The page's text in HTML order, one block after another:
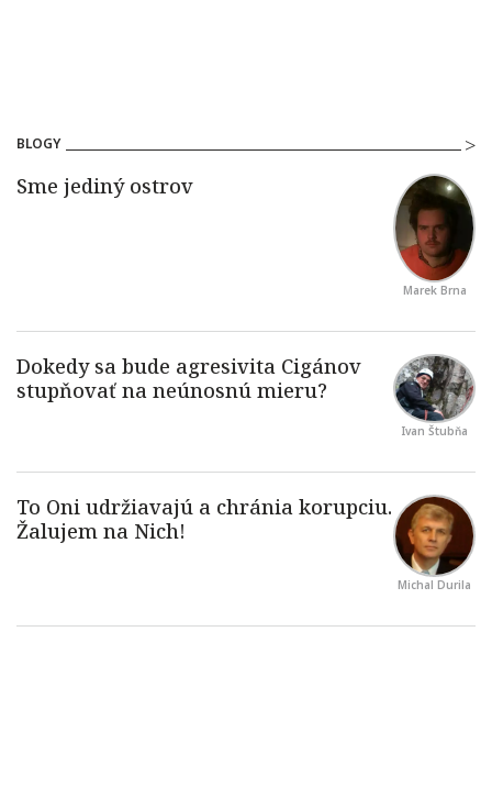
BLOGY
Marek Brna
Ivan Štubňa
Michal Durila